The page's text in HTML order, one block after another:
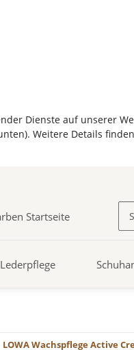
Dienste auf unserer
Weitere Details
Lederpflege
LOWA Wachspflege Active